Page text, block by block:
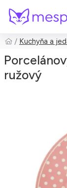
Hľadať
Kuchyňa a
ružový